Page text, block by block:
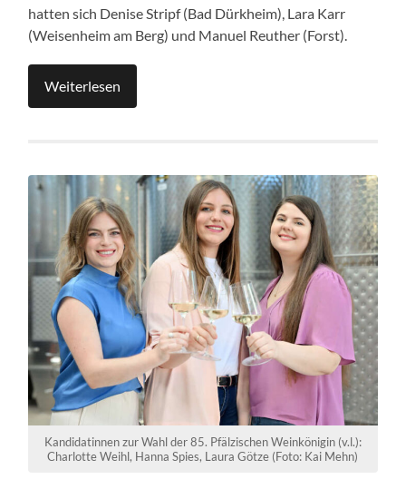
hatten sich Denise Stripf (Bad Dürkheim), Lara Karr
(Weisenheim am Berg) und Manuel Reuther (Forst).
Weiterlesen
Kandidatinnen zur Wahl der 85. Pfälzischen Weinkönigin (v.l.):
Charlotte Weihl, Hanna Spies, Laura Götze (Foto: Kai Mehn)